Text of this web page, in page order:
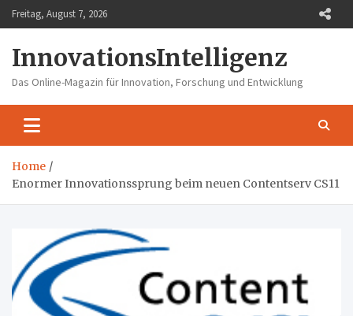
Skip
to
Freitag, August 7, 2026
InnovationsIntelligenz
Das Online-Magazin für Innovation, Forschung und Entwicklung
Home
Enormer Innovationssprung beim neuen Contentserv CS11